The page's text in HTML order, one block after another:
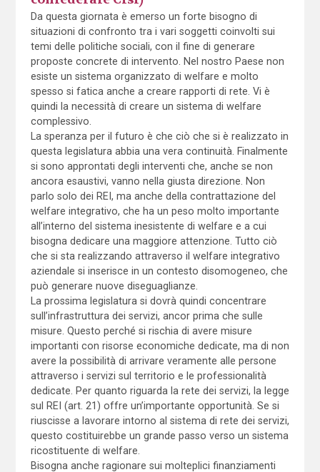
Da questa giornata è emerso un forte bisogno di
situazioni di confronto tra i vari soggetti coinvolti sui
temi delle politiche sociali, con il fine di generare
proposte concrete di intervento. Nel nostro Paese non
esiste un sistema organizzato di welfare e molto
spesso si fatica anche a creare rapporti di rete. Vi è
quindi la necessità di creare un sistema di welfare
complessivo.
La speranza per il futuro è che ciò che si è realizzato in
questa legislatura abbia una vera continuità. Finalmente
si sono approntati degli interventi che, anche se non
ancora esaustivi, vanno nella giusta direzione. Non
parlo solo dei REI, ma anche della contrattazione del
welfare integrativo, che ha un peso molto importante
all’interno del sistema inesistente di welfare e a cui
bisogna dedicare una maggiore attenzione. Tutto ciò
che si sta realizzando attraverso il welfare integrativo
aziendale si inserisce in un contesto disomogeneo, che
può generare nuove diseguaglianze.
La prossima legislatura si dovrà quindi concentrare
sull’infrastruttura dei servizi, ancor prima che sulle
misure. Questo perché si rischia di avere misure
importanti con risorse economiche dedicate, ma di non
avere la possibilità di arrivare veramente alle persone
attraverso i servizi sul territorio e le professionalità
dedicate. Per quanto riguarda la rete dei servizi, la legge
sul REI (art. 21) offre un’importante opportunità. Se si
riuscisse a lavorare intorno al sistema di rete dei servizi,
questo costituirebbe un grande passo verso un sistema
ricostituente di welfare.
Bisogna anche ragionare sui molteplici finanziamenti